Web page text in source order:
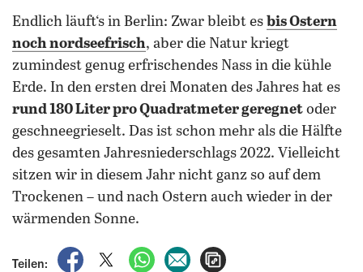
endlich läuft‘s in Berlin: Zwar bleibt es bis Ostern
noch nordseefrisch, aber die Natur kriegt
zumindest genug erfrischendes Nass in die kühle
Erde. In den ersten drei Monaten des Jahres hat es
rund 180 Liter pro Quadratmeter geregnet oder
geschneegrieselt. Das ist schon mehr als die Hälfte
des gesamten Jahresniederschlags 2022. Vielleicht
sitzen wir in diesem Jahr nicht ganz so auf dem
Trockenen – und nach Ostern auch wieder in der
wärmenden Sonne.
Teilen:
auf Facebook teilen
auf X teilenper WhatsApp teilen
per E-Mail teilen